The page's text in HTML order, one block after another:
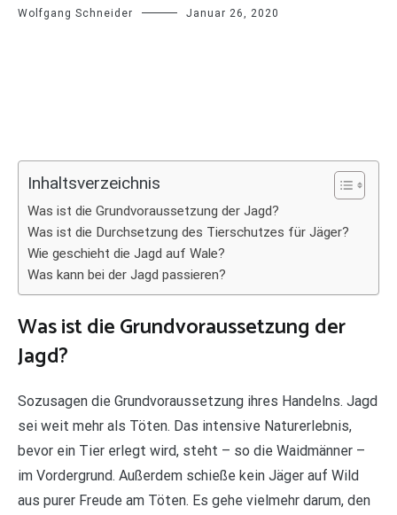
Wolfgang Schneider Januar 26, 2020
Inhaltsverzeichnis
Was ist die Grundvoraussetzung der Jagd?
Was ist die Durchsetzung des Tierschutzes für Jäger?
Wie geschieht die Jagd auf Wale?
Was kann bei der Jagd passieren?
Was ist die Grundvoraussetzung der
Jagd?
Sozusagen die Grundvoraussetzung ihres Handelns. Jagd
sei weit mehr als Töten. Das intensive Naturerlebnis,
bevor ein Tier erlegt wird, steht – so die Waidmänner –
im Vordergrund. Außerdem schieße kein Jäger auf Wild
aus purer Freude am Töten. Es gehe vielmehr darum, den